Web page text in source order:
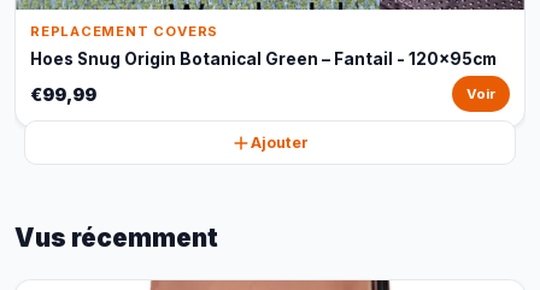
REPLACEMENT COVERS
Hoes Snug Origin Botanical Green – Fantail - 120x95cm
€99,99 Voir
Ajouter
Vus récemment